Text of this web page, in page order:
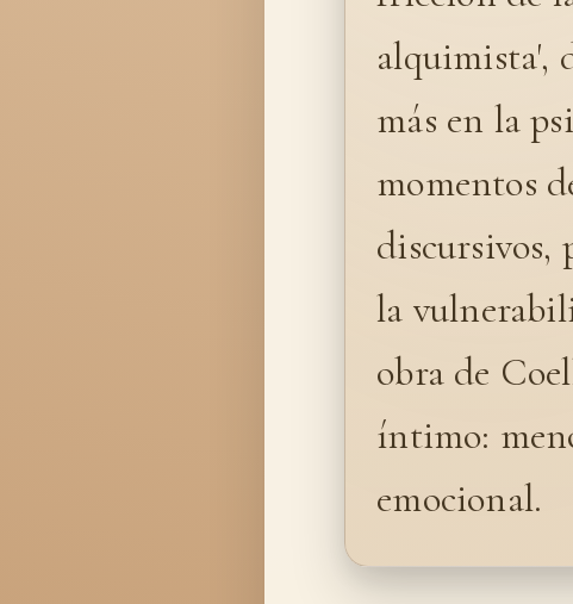
alquimista',
más en la
momentos
discursivos,
la
obra de
íntimo:
emocional.